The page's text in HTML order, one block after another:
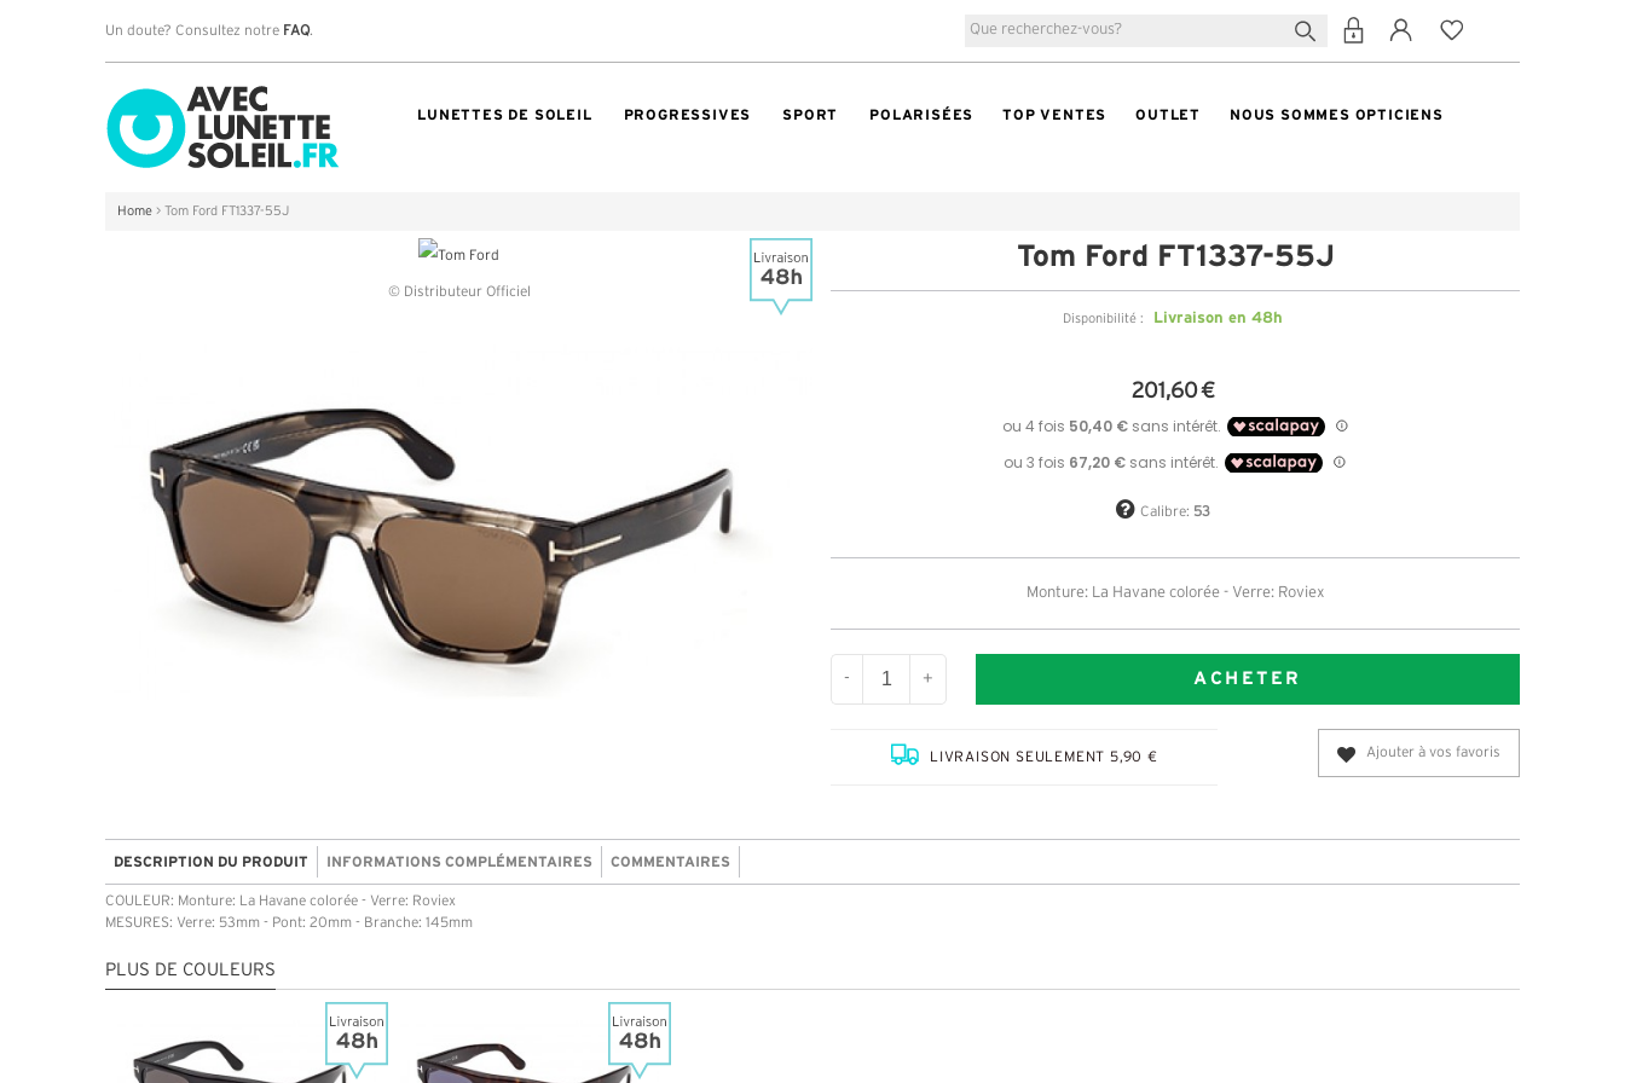
Un doute? Consultez notre FAQ.
LUNETTES DE SOLEIL PROGRESSIVES SPORT POLARISÉES TOP VENTES OUTLET NOUS SOMMES OPTICIENS
Home > Tom Ford FT1337-55J
© Distributeur Officiel
Tom Ford FT1337-55J
Disponibilité : Livraison en 48h
201,60 €
Calibre: 53
Monture: La Havane colorée - Verre: Roviex
- + ACHETER
LIVRAISON SEULEMENT 5,90 € Ajouter à vos favoris
DESCRIPTION DU PRODUIT INFORMATIONS COMPLÉMENTAIRES COMMENTAIRES
COULEUR: Monture: La Havane colorée - Verre: Roviex
MESURES: Verre: 53mm - Pont: 20mm - Branche: 145mm
PLUS DE COULEURS